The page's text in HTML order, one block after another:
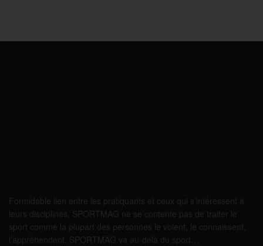
Formidable lien entre les pratiquants et ceux qui s’intéressent à
leurs disciplines, SPORTMAG ne se contente pas de traiter le
sport comme la plupart des personnes le voient, le connaissent,
l’appréhendent. SPORTMAG va au-delà du sport…